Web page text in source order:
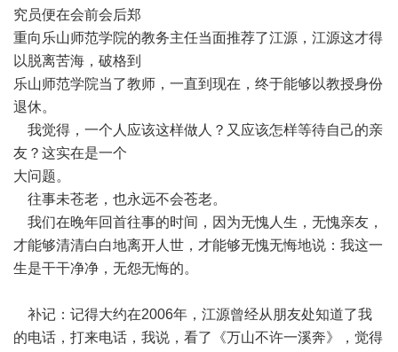
究员便在会前会后郑
重向乐山师范学院的教务主任当面推荐了江源，江源这才得
以脱离苦海，破格到
乐山师范学院当了教师，一直到现在，终于能够以教授身份
退休。
我觉得，一个人应该这样做人？又应该怎样等待自己的亲
友？这实在是一个
大问题。
往事未苍老，也永远不会苍老。
我们在晚年回首往事的时间，因为无愧人生，无愧亲友，
才能够清清白白地离开人世，才能够无愧无悔地说：我这一
生是干干净净，无怨无悔的。
补记：记得大约在2006年，江源曾经从朋友处知道了我
的电话，打来电话，我说，看了《万山不许一溪奔》，觉得